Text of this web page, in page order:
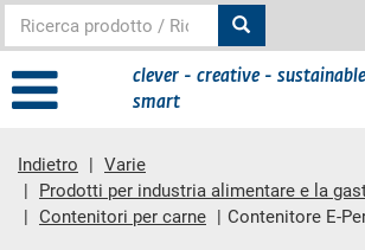
clever - creative -
smart
Indietro
Varie
Prodotti per industria alimentare e la
Contenitori per carne
Contenitore E-